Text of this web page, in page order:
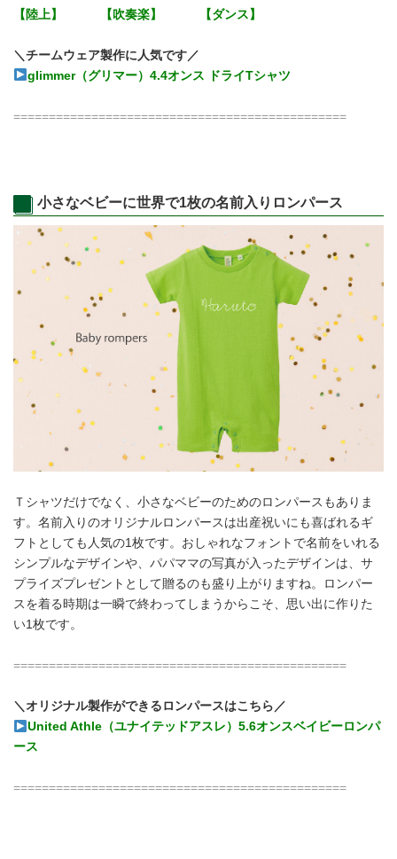
【陸上】 【吹奏楽】 【ダンス】
＼チームウェア製作に人気です／
glimmer（グリマー）4.4オンス ドライTシャツ
===============================================
小さなベビーに世界で1枚の名前入りロンパース
Ｔシャツだけでなく、小さなベビーのためのロンパースもありま
す。名前入りのオリジナルロンパースは出産祝いにも喜ばれるギ
フトとしても人気の1枚です。おしゃれなフォントで名前をいれる
シンプルなデザインや、パパママの写真が入ったデザインは、サ
プライズプレゼントとして贈るのも盛り上がりますね。ロンパー
スを着る時期は一瞬で終わってしまうからこそ、思い出に作りた
い1枚です。
===============================================
＼オリジナル製作ができるロンパースはこちら／
United Athle（ユナイテッドアスレ）5.6オンスベイビーロンパ
ース
===============================================